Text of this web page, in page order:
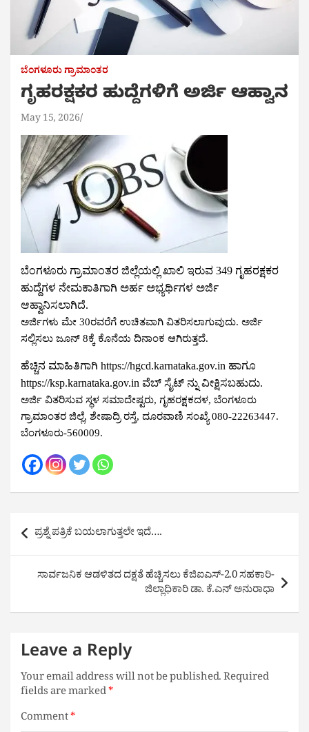
ಬೆಂಗಳೂರು ಗ್ರಾಮಾಂತರ
ಗೃಹರಕ್ಷಕರ ಹುದ್ದೆಗಳಿಗೆ ಅರ್ಜಿ ಆಹ್ವಾನ
May 15, 2026
ಬೆಂಗಳೂರು ಗ್ರಾಮಾಂತರ ಜಿಲ್ಲೆಯಲ್ಲಿ ಖಾಲಿ ಇರುವ 349 ಗೃಹರಕ್ಷಕರ
ಹುದ್ದೆಗಳ ನೇಮಕಾತಿಗಾಗಿ ಅರ್ಹ ಅಭ್ಯರ್ಥಿಗಳ ಅರ್ಜಿ
ಆಹ್ವಾನಿಸಲಾಗಿದೆ.
ಅರ್ಜಿಗಳು ಮೇ 30ರವರೆಗೆ ಉಚಿತವಾಗಿ ವಿತರಿಸಲಾಗುವುದು. ಅರ್ಜಿ
ಸಲ್ಲಿಸಲು ಜೂನ್ 8ಕ್ಕೆ ಕೊನೆಯ ದಿನಾಂಕ ಆಗಿರುತ್ತದೆ.
ಹೆಚ್ಚಿನ ಮಾಹಿತಿಗಾಗಿ https://hgcd.karnataka.gov.in ಹಾಗೂ
https://ksp.karnataka.gov.in ವೆಬ್ ಸೈಟ್ ನ್ನು ವೀಕ್ಷಿಸಬಹುದು.
ಅರ್ಜಿ ವಿತರಿಸುವ ಸ್ಥಳ ಸಮಾದೇಷ್ಟರು, ಗೃಹರಕ್ಷಕದಳ, ಬೆಂಗಳೂರು
ಗ್ರಾಮಾಂತರ ಜಿಲ್ಲೆ, ಶೇಷಾದ್ರಿ ರಸ್ತೆ, ದೂರವಾಣಿ ಸಂಖ್ಯೆ 080-22263447.
ಬೆಂಗಳೂರು-560009.
Post
navigation
ಪ್ರಶ್ನೆ ಪತ್ರಿಕೆ ಬಯಲಾಗುತ್ತಲೇ ಇದೆ….
ಸಾರ್ವಜನಿಕ ಆಡಳಿತದ ದಕ್ಷತೆ ಹೆಚ್ಚಿಸಲು ಕೆಜಿಐಎಸ್-2.0 ಸಹಕಾರಿ-
ಜಿಲ್ಲಾಧಿಕಾರಿ ಡಾ. ಕೆ.ಎನ್ ಅನುರಾಧಾ
Leave a Reply
Your email address will not be published.Required
fields are marked*
Comment*